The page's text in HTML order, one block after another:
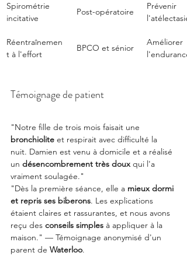
Spirométrie
incitative
Post-opératoire
Prévenir
l'atélectasie
Réentraînemen
t à l'effort
BPCO et sénior
Améliorer
l'endurance
Témoignage de patient
"Notre fille de trois mois faisait une
bronchiolite et respirait avec difficulté la
nuit. Damien est venu à domicile et a réalisé
un désencombrement très doux qui l'a
vraiment soulagée."
"Dès la première séance, elle a mieux dormi
et repris ses biberons. Les explications
étaient claires et rassurantes, et nous avons
reçu des conseils simples à appliquer à la
maison." — Témoignage anonymisé d'un
parent de Waterloo.